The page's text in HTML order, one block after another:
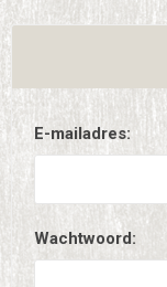
E-mailadres:
Wachtwoord: